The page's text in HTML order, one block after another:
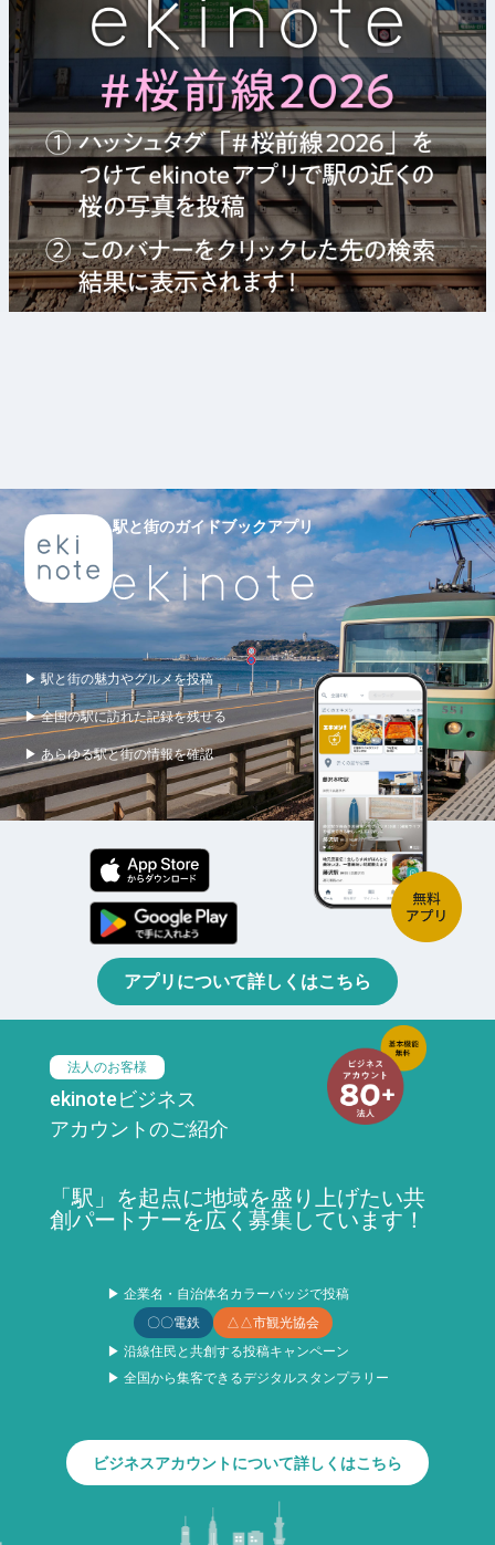
駅と街のガイドブックアプリ
▶ 駅と街の魅力やグルメを投稿
▶ 全国の駅に訪れた記録を残せる
▶ あらゆる駅と街の情報を確認
アプリについて詳しくはこちら
法人のお客様
ekinoteビジネス
アカウントのご紹介
「駅」を起点に地域を盛り上げたい共
創パートナーを広く募集しています！
▶ 企業名・自治体名カラーバッジで投稿
〇〇電鉄
△△市観光協会
▶ 沿線住民と共創する投稿キャンペーン
▶ 全国から集客できるデジタルスタンプラリー
ビジネスアカウントについて詳しくはこちら